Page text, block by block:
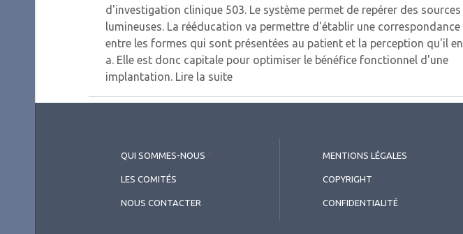
d'investigation clinique 503. Le système permet de repérer des sources
lumineuses. La rééducation va permettre d'établir une correspondance
entre les formes qui sont présentées au patient et la perception qu'il en
a. Elle est donc capitale pour optimiser le bénéfice fonctionnel d'une
implantation. Lire la suite
QUI SOMMES-NOUS
LES COMITÉS
NOUS CONTACTER
MENTIONS LÉGALES
COPYRIGHT
CONFIDENTIALITÉ